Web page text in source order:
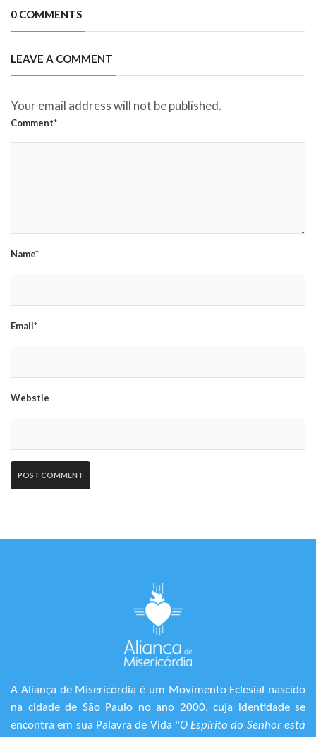
0 COMMENTS
LEAVE A COMMENT
Your email address will not be published.
Comment*
Name*
Email*
Webstie
A Aliança de Misericórdia é um Movimento Eclesial nascido
na cidade de São Paulo no ano 2000, cuja identidade se
encontra em sua Palavra de Vida "O Espírito do Senhor está